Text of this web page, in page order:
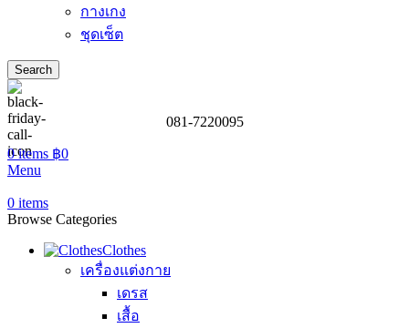
กางเกง
ชุดเซ็ต
Search
081-7220095
0items ฿0
Menu
0 items
Browse Categories
Clothes
เครื่องแต่งกาย
เดรส
เสื้อ